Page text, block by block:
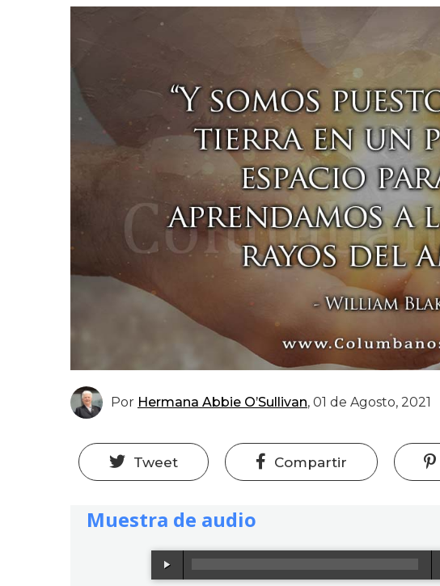
Por Hermana Abbie O’Sullivan, 01 de Agosto, 2021
Tweet Compartir
Muestra de audio